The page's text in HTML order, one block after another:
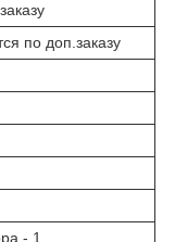
по доп.заказу
- 1